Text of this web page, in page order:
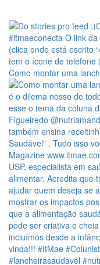
Como montar uma